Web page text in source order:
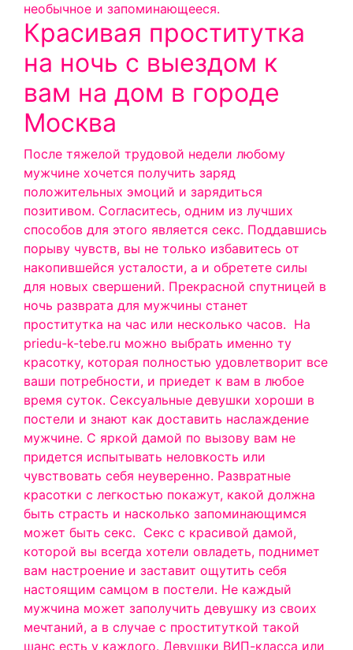
необычное и запоминающееся.
Красивая проститутка
на ночь с выездом к
вам на дом в городе
Москва
После тяжелой трудовой недели любому
мужчине хочется получить заряд
положительных эмоций и зарядиться
позитивом. Согласитесь, одним из лучших
способов для этого является секс. Поддавшись
порыву чувств, вы не только избавитесь от
накопившейся усталости, а и обретете силы
для новых свершений. Прекрасной спутницей в
ночь разврата для мужчины станет
проститутка на час или несколько часов. На
priedu-k-tebe.ru можно выбрать именно ту
красотку, которая полностью удовлетворит все
ваши потребности, и приедет к вам в любое
время суток. Сексуальные девушки хороши в
постели и знают как доставить наслаждение
мужчине. С яркой дамой по вызову вам не
придется испытывать неловкость или
чувствовать себя неуверенно. Развратные
красотки с легкостью покажут, какой должна
быть страсть и насколько запоминающимся
может быть секс. Секс с красивой дамой,
которой вы всегда хотели овладеть, поднимет
вам настроение и заставит ощутить себя
настоящим самцом в постели. Не каждый
мужчина может заполучить девушку из своих
мечтаний, а в случае с проституткой такой
шанс есть у каждого. Девушки ВИП-класса или